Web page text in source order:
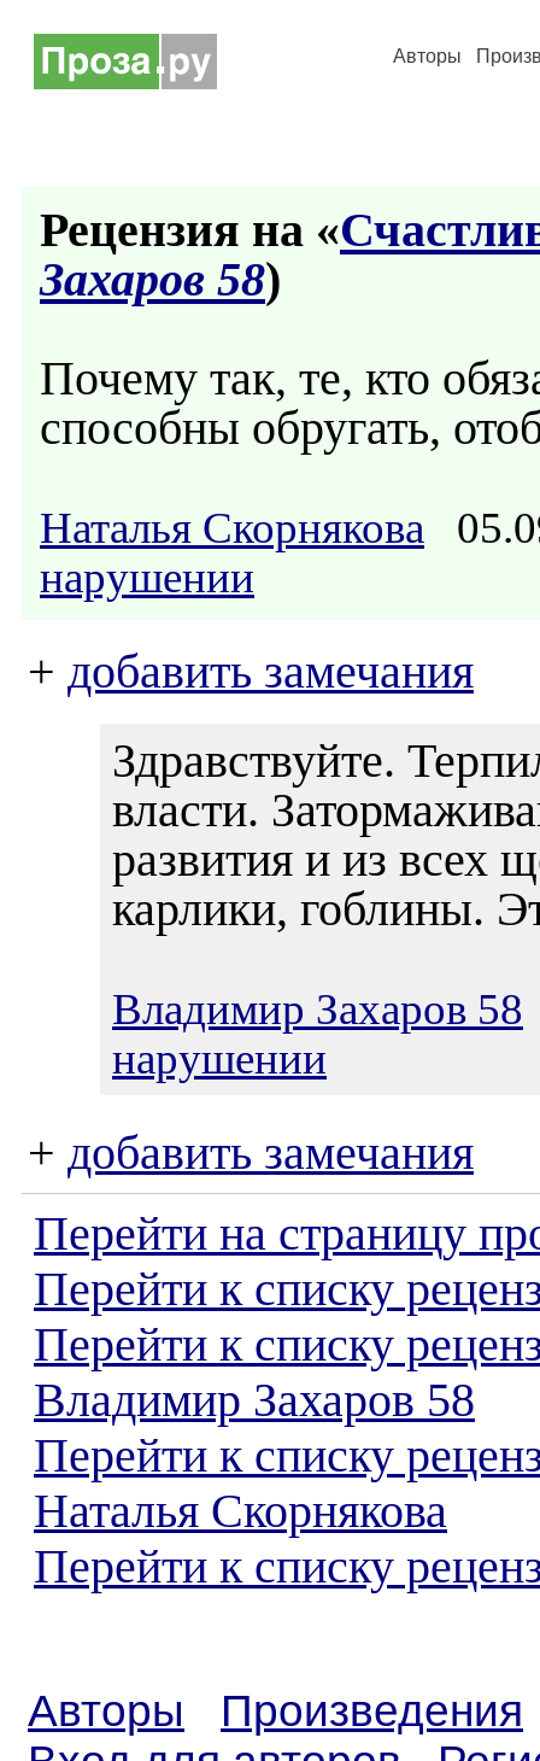
Авторы
Рецензия на «
Захаров 58)
Почему так, те, кто
способны обругать,
Наталья Скорнякова
нарушении
+ добавить замечания
Здравствуйте.
власти.
развития и из всех
карлики, гоблины.
Владимир Захаров 58
нарушении
+ добавить замечания
Перейти на страницу
Перейти к списку
Перейти к списку
Владимир Захаров 58
Перейти к списку
Наталья Скорнякова
Перейти к списку
Авторы
Произведения